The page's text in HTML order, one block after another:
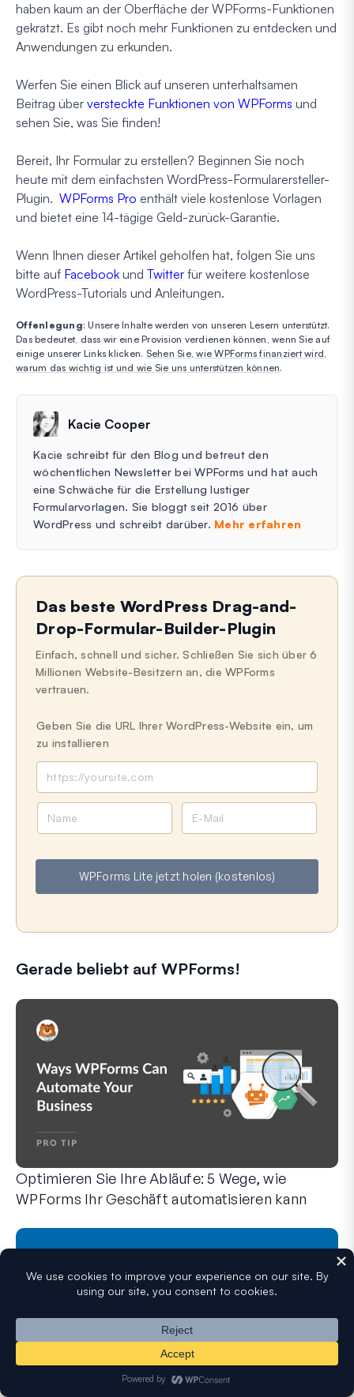
haben kaum an der Oberfläche der WPForms-Funktionen
gekratzt. Es gibt noch mehr Funktionen zu entdecken und
Anwendungen zu erkunden.
Werfen Sie einen Blick auf unseren unterhaltsamen
Beitrag über versteckte Funktionen von WPForms und
sehen Sie, was Sie finden!
Bereit, Ihr Formular zu erstellen? Beginnen Sie noch
heute mit dem einfachsten WordPress-Formularersteller-
Plugin. WPForms Pro enthält viele kostenlose Vorlagen
und bietet eine 14-tägige Geld-zurück-Garantie.
Wenn Ihnen dieser Artikel geholfen hat, folgen Sie uns
bitte auf Facebook und Twitter für weitere kostenlose
WordPress-Tutorials und Anleitungen.
Offenlegung: Unsere Inhalte werden von unseren Lesern unterstützt.
Das bedeutet, dass wir eine Provision verdienen können, wenn Sie auf
einige unserer Links klicken. Sehen Sie, wie WPForms finanziert wird,
warum das wichtig ist und wie Sie uns unterstützen können.
Kacie Cooper
Kacie schreibt für den Blog und betreut den
wöchentlichen Newsletter bei WPForms und hat auch
eine Schwäche für die Erstellung lustiger
Formularvorlagen. Sie bloggt seit 2016 über
WordPress und schreibt darüber. Mehr erfahren
Das beste WordPress Drag-and-
Drop-Formular-Builder-Plugin
Einfach, schnell und sicher. Schließen Sie sich über 6
Millionen Website-Besitzern an, die WPForms
vertrauen.
Geben Sie die URL Ihrer WordPress-Website ein, um
zu installieren
e
a
i
l
WPForms Lite jetzt holen (kostenlos)
Gerade beliebt auf WPForms!
Optimieren Sie Ihre Abläufe: 5 Wege, wie
WPForms Ihr Geschäft automatisieren kann